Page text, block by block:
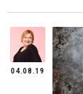
04.08.19